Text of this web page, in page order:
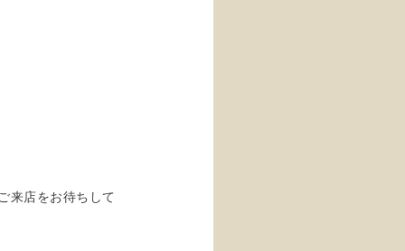
来店をお待ちして